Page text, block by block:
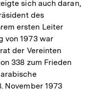
sich auch daran,
des
ersten Leiter
von 1973 war
der Vereinten
338 zum Frieden
November 1973